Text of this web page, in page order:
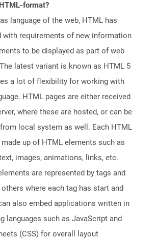
format?
language of the web, HTML has
with requirements of new information
to be displayed as part of web
latest variant is known as HTML 5
a lot of flexibility for working with
HTML pages are either received
where these are hosted, or can be
from local system as well. Each HTML
made up of HTML elements such as
images, animations, links, etc.
are represented by tags and
where each tag has start and
also embed applications written in
languages such as JavaScript and
(CSS) for overall layout